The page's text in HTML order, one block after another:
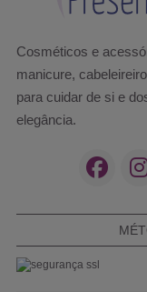
Cosméticos e
manicure,
para cuidar de si e
elegância.